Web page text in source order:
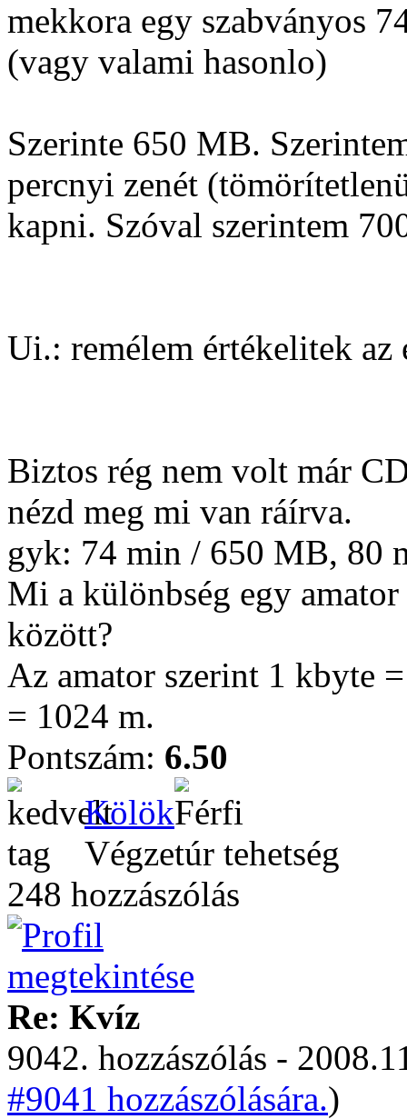
mekkora egy szabványos
(vagy valami hasonlo)
Szerinte 650 MB.
percnyi zenét
kapni. Szóval szerintem
Ui.: remélem értékelitek
Biztos rég nem volt már
nézd meg mi van ráírva.
gyk: 74 min / 650 MB, 80
Mi a különbség egy
között?
Az amator szerint 1 kbyte
= 1024 m.
Pontszám: 6.50
Kölök
Végzetúr tehetség
248 hozzászólás
Re: Kvíz
9042. hozzászólás -
#9041 hozzászólására.)